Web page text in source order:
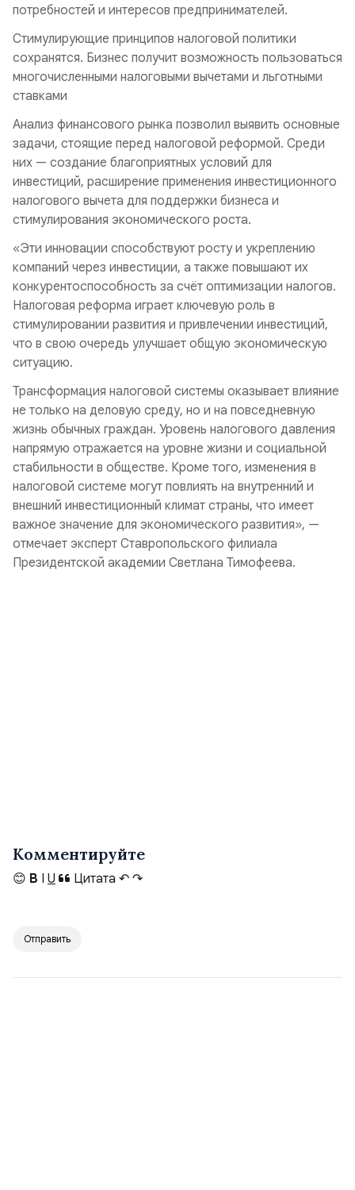
потребностей и интересов предпринимателей.
Стимулирующие принципов налоговой политики
сохранятся. Бизнес получит возможность пользоваться
многочисленными налоговыми вычетами и льготными
ставками
Анализ финансового рынка позволил выявить основные
задачи, стоящие перед налоговой реформой. Среди
них — создание благоприятных условий для
инвестиций, расширение применения инвестиционного
налогового вычета для поддержки бизнеса и
стимулирования экономического роста.
«Эти инновации способствуют росту и укреплению
компаний через инвестиции, а также повышают их
конкурентоспособность за счёт оптимизации налогов.
Налоговая реформа играет ключевую роль в
стимулировании развития и привлечении инвестиций,
что в свою очередь улучшает общую экономическую
ситуацию.
Трансформация налоговой системы оказывает влияние
не только на деловую среду, но и на повседневную
жизнь обычных граждан. Уровень налогового давления
напрямую отражается на уровне жизни и социальной
стабильности в обществе. Кроме того, изменения в
налоговой системе могут повлиять на внутренний и
внешний инвестиционный климат страны, что имеет
важное значение для экономического развития», —
отмечает эксперт Ставропольского филиала
Президентской академии Светлана Тимофеева.
Комментируйте
😊 B I U Цитата ↶ ↷
Отправить